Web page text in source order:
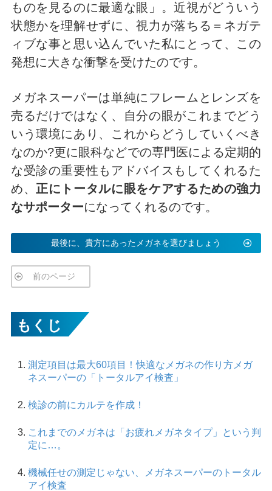
ものを見るのに最適な眼」。近視がどういう
状態かを理解せずに、視力が落ちる＝ネガテ
ィブな事と思い込んでいた私にとって、この
発想に大きな衝撃を受けたのです。
メガネスーパーは単純にフレームとレンズを
売るだけではなく、自分の眼がこれまでどう
いう環境にあり、これからどうしていくべき
なのか?更に眼科などでの専門医による定期的
な受診の重要性もアドバイスもしてくれるた
め、 正にトータルに眼をケアするための強力
なサポーターになってくれるのです。
最後に、貴方にあったメガネを選びましょう
前のページ
もくじ
測定項目は最大60項目！快適なメガネの作り方メガ
ネスーパーの「トータルアイ検査」
検診の前にカルテを作成！
これまでのメガネは「お疲れメガネタイプ」という判
定に…。
機械任せの測定じゃない、メガネスーパーのトータル
アイ検査